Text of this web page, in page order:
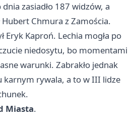
zasiadło 187 widzów, a
Hubert Chmura zZamościa.
Eryk Kaproń. Lechia mogła po
niedosytu, bo momentami
warunki. Zabrakło jednak
karnym rywala, a to w III lidze
Miasta.